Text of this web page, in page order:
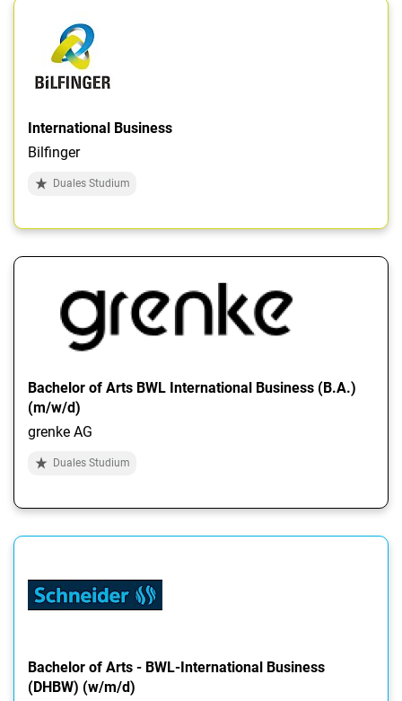
International Business
Bilfinger
Duales Studium
Bachelor of Arts BWL International Business (B.A.)
(m/w/d)
grenke AG
Duales Studium
Bachelor of Arts - BWL-International Business
(DHBW) (w/m/d)